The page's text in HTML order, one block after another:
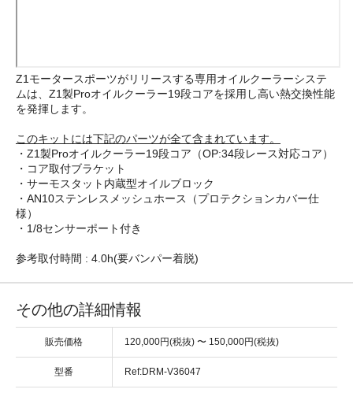
Z1モータースポーツがリリースする専用オイルクーラーシステ
ムは、Z1製Proオイルクーラー19段コアを採用し高い熱交換性能
を発揮します。
このキットには下記のパーツが全て含まれています。
・Z1製Proオイルクーラー19段コア（OP:34段レース対応コア）
・コア取付ブラケット
・サーモスタット内蔵型オイルブロック
・AN10ステンレスメッシュホース（プロテクションカバー仕
様）
・1/8センサーポート付き
参考取付時間 : 4.0h(要バンパー着脱)
その他の詳細情報
販売価格 120,000円(税抜) 〜 150,000円(税抜)
型番 Ref:DRM-V36047